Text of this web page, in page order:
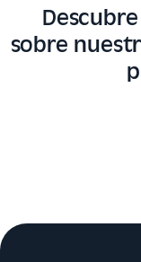
sobre